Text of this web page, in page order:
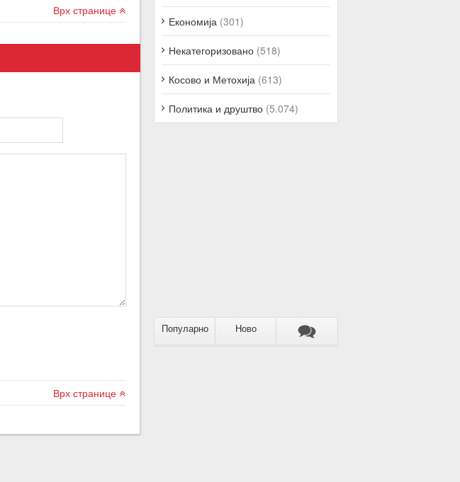
Врх странице
Врх странице
Економија (301)
Некатегоризовано (518)
Косово и Метохија (613)
Политика и друштво (5.074)
Популарно Ново